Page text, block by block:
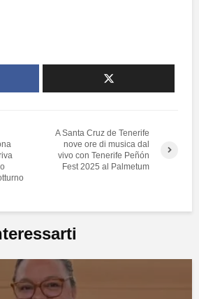
A Santa Cruz de Tenerife
nove ore di musica dal
vivo con Tenerife Peñón
Fest 2025 al Palmetum